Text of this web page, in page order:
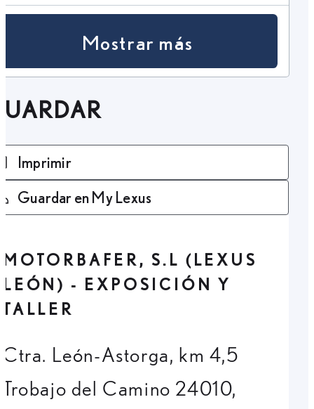
Mostrar más
Imprimir
Guardar en My Lexus
MOTORBAFER, S.L (LEXUS
LEÓN) - EXPOSICIÓN Y
TALLER
Ctra. León-Astorga, km 4,5
Trobajo del Camino 24010,